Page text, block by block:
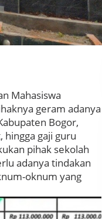
Mahasiswa
geram adanya
Bogor,
hingga gaji guru
pihak sekolah
adanya tindakan
oknum yang